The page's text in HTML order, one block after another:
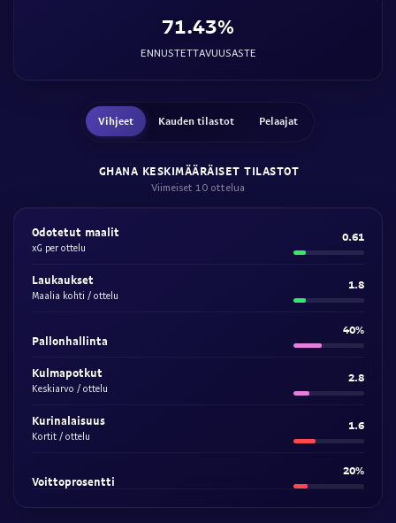
71.43%
ENNUSTETTAVUUSASTE
Vihjeet Kauden tilastot Pelaajat
GHANA KESKIMÄÄRÄISET TILASTOT
Viimeiset 10 ottelua
Odotetut maalit
xG per ottelu
0.61
Laukaukset
Maalia kohti / ottelu
1.8
Pallonhallinta
40%
Kulmapotkut
Keskiarvo / ottelu
2.8
Kurinalaisuus
Kortit / ottelu
1.6
Voittoprosentti
20%